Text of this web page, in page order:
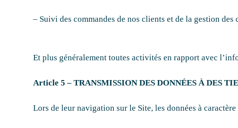
– Suivi des commandes de nos clients et de la gestion des
Et plus généralement toutes activités en rapport avec
Article 5 – TRANSMISSION DES DONNÉES À DES
Lors de leur navigation sur le Site, les données à